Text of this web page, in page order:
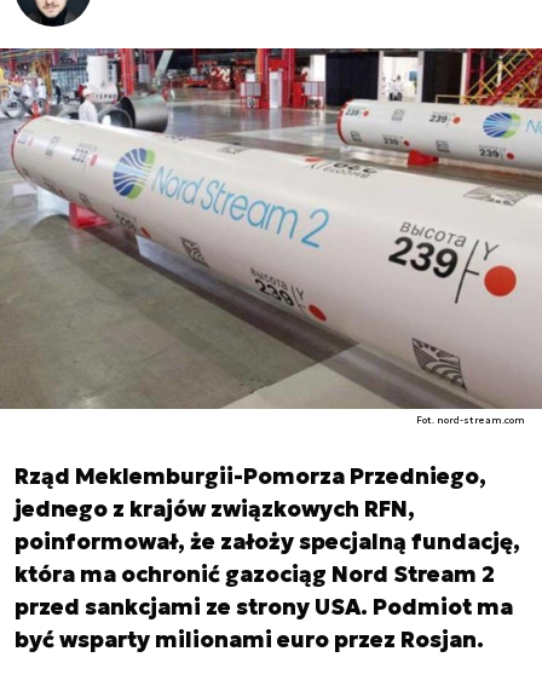
Fot. nord-stream.com
Rząd Meklemburgii-Pomorza Przedniego,
jednego z krajów związkowych RFN,
poinformował, że założy specjalną fundację,
która ma ochronić gazociąg Nord Stream 2
przed sankcjami ze strony USA. Podmiot ma
być wsparty milionami euro przez Rosjan.